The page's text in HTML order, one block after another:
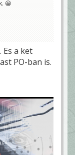
😀
Es a ket
PO-ban is.